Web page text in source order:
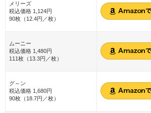
メリーズ
税込価格 1,124円
90枚（12.4円／枚）
ムーニー
税込価格 1,480円
111枚（13.3円／枚）
グ～ン
税込価格 1,680円
90枚（18.7円／枚）